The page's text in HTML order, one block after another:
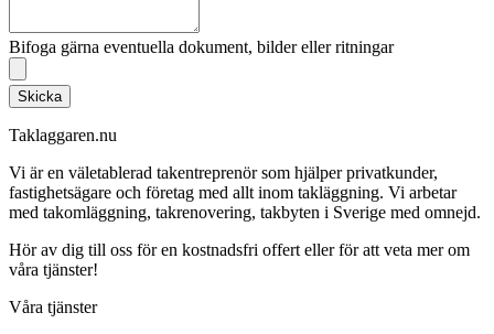
Bifoga gärna eventuella dokument, bilder eller ritningar
Skicka
Taklaggaren.nu
Vi är en väletablerad takentreprenör som hjälper privatkunder,
fastighetsägare och företag med allt inom takläggning. Vi arbetar
med takomläggning, takrenovering, takbyten i Sverige med omnejd.
Hör av dig till oss för en kostnadsfri offert eller för att veta mer om
våra tjänster!
Våra tjänster